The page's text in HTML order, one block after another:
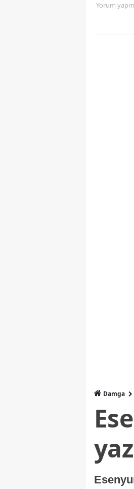
Yorum
Damga